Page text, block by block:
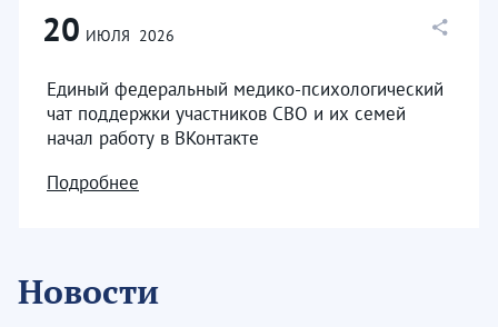
20 ИЮЛЯ 2026
Единый федеральный медико-психологический
чат поддержки участников СВО и их семей
начал работу в ВКонтакте
Подробнее
Новости